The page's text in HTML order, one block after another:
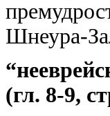
Шнеура-
(гл. 8-9,